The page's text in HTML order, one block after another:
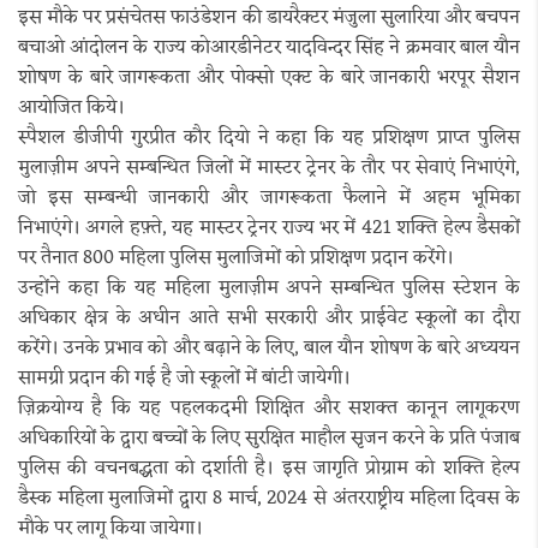
इस मौके पर प्रसंचेतस फाउंडेशन की डायरैक्टर मंजुला सुलारिया और बचपन
बचाओ आंदोलन के राज्य कोआरडीनेटर यादविन्दर सिंह ने क्रमवार बाल यौन
शोषण के बारे जागरूकता और पोक्सो एक्ट के बारे जानकारी भरपूर सैशन
आयोजित किये।
स्पैशल डीजीपी गुरप्रीत कौर दियो ने कहा कि यह प्रशिक्षण प्राप्त पुलिस
मुलाज़ीम अपने सम्बन्धित जिलों में मास्टर ट्रेनर के तौर पर सेवाएं निभाएंगे,
जो इस सम्बन्धी जानकारी और जागरूकता फैलाने में अहम भूमिका
निभाएंगे। अगले हफ़्ते, यह मास्टर ट्रेनर राज्य भर में 421 शक्ति हेल्प डैसकों
पर तैनात 800 महिला पुलिस मुलाजिमों को प्रशिक्षण प्रदान करेंगे।
उन्होंने कहा कि यह महिला मुलाज़ीम अपने सम्बन्धित पुलिस स्टेशन के
अधिकार क्षेत्र के अधीन आते सभी सरकारी और प्राईवेट स्कूलों का दौरा
करेंगे। उनके प्रभाव को और बढ़ाने के लिए, बाल यौन शोषण के बारे अध्ययन
सामग्री प्रदान की गई है जो स्कूलों में बांटी जायेगी।
ज़िक्रयोग्य है कि यह पहलकदमी शिक्षित और सशक्त कानून लागूकरण
अधिकारियों के द्वारा बच्चों के लिए सुरक्षित माहौल सृजन करने के प्रति पंजाब
पुलिस की वचनबद्धता को दर्शाती है। इस जागृति प्रोग्राम को शक्ति हेल्प
डैस्क महिला मुलाजिमों द्वारा 8 मार्च, 2024 से अंतरराष्ट्रीय महिला दिवस के
मौके पर लागू किया जायेगा।